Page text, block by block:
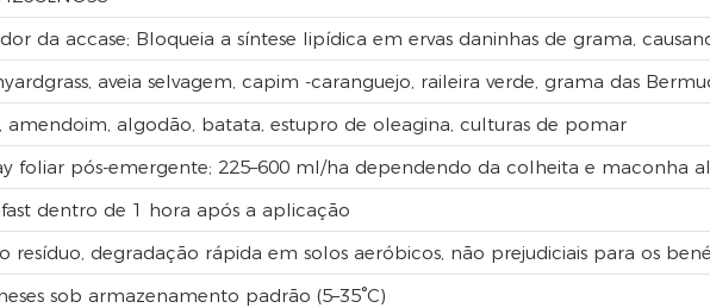
da accase; Bloqueia a síntese lipídica em ervas daninhas de grama,
aveia selvagem, capim -caranguejo, raileira verde, grama das
amendoim, algodão, batata, estupro de oleagina, culturas de pomar
foliar pós-emergente; 225–600 ml/ha dependendo da colheita e maconha
dentro de 1 hora após a aplicação
resíduo, degradação rápida em solos aeróbicos, não prejudiciais para os
sob armazenamento padrão (5–35°C)